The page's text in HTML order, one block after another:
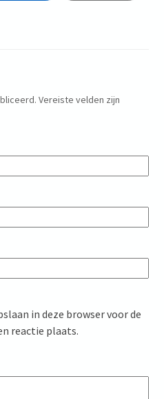
Vereiste velden zijn
in deze browser voor de
reactie plaats.